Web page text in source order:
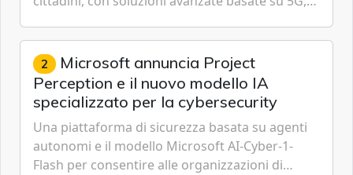
Cybersecurity.
2 Microsoft annuncia Project
Perception e il nuovo modello IA
specializzato per la cybersecurity
Una piattaforma di sicurezza basata su agenti
autonomi e il modello Microsoft AI-Cyber-1-
Flash per consentire alle organizzazioni di